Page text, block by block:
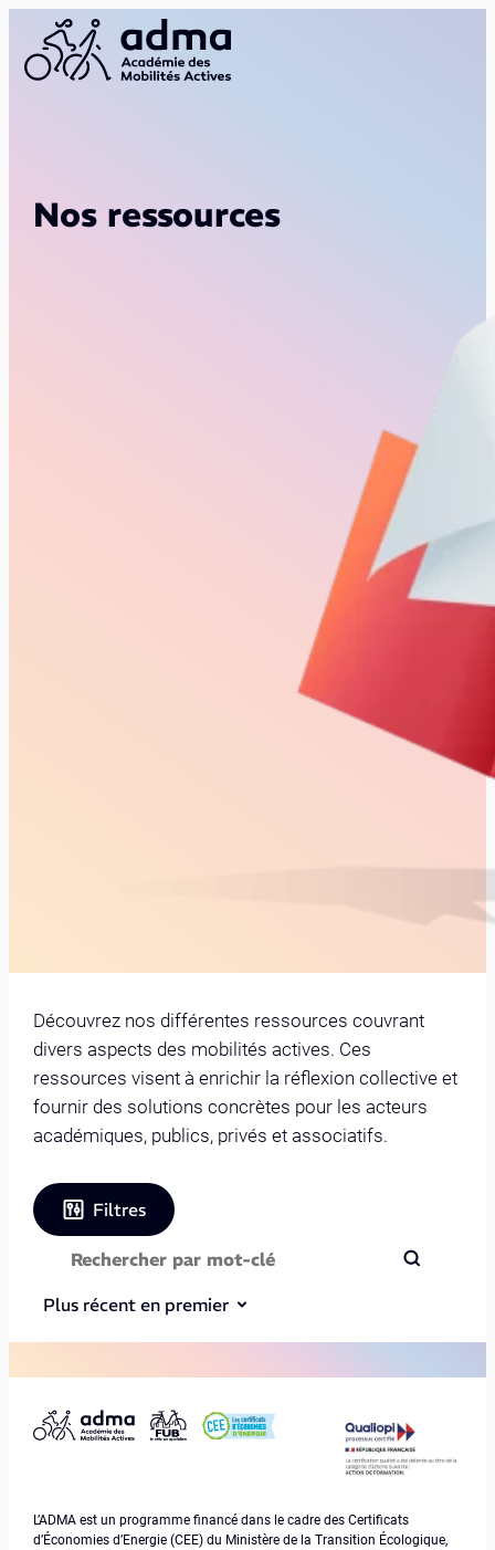
Nos ressources
Découvrez nos différentes ressources couvrant
divers aspects des mobilités actives. Ces
ressources visent à enrichir la réflexion collective et
fournir des solutions concrètes pour les acteurs
académiques, publics, privés et associatifs.
Filtres
Plus récent en premier
L’ADMA est un programme financé dans le cadre des Certificats
d’Économies d’Energie (CEE) du Ministère de la Transition Écologique,